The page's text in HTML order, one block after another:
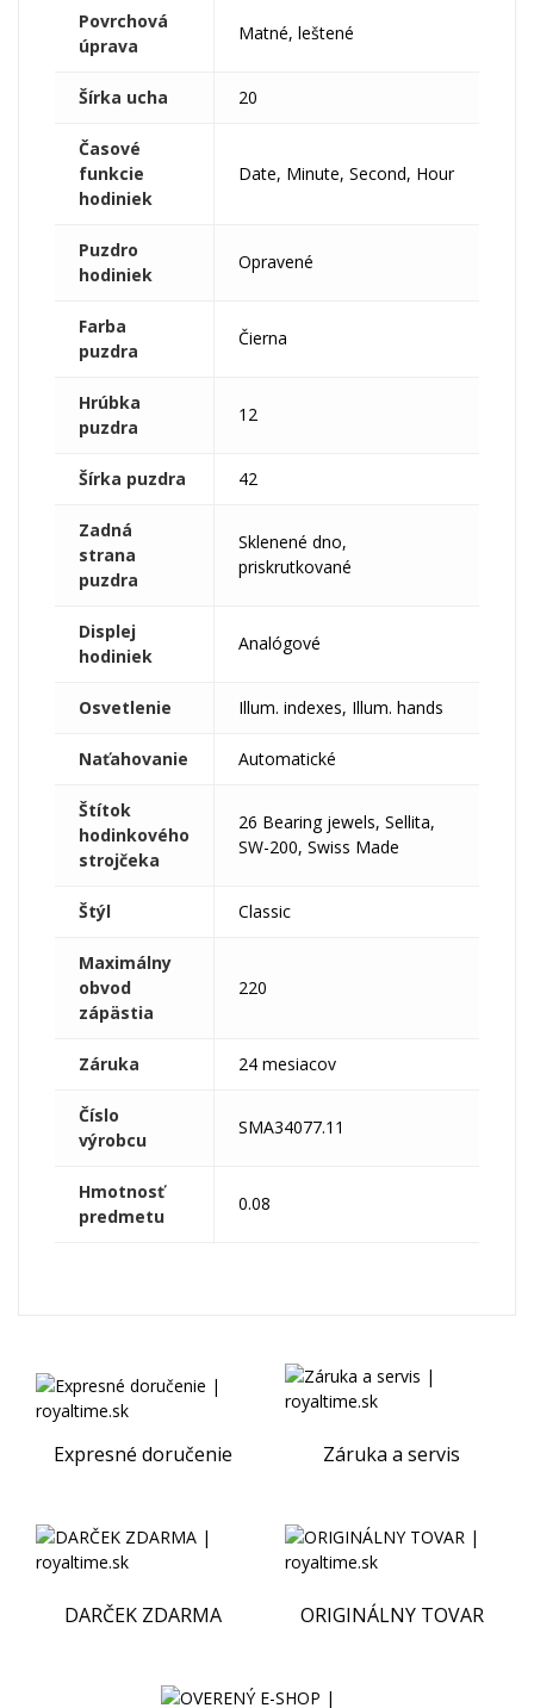
Povrchová
úprava
Matné, leštené
Šírka ucha 20
Časové
funkcie
hodiniek
Date, Minute, Second, Hour
Puzdro
hodiniek
Opravené
Farba
puzdra
Čierna
Hrúbka
puzdra
12
Šírka puzdra 42
Zadná
strana
puzdra
Sklenené dno,
priskrutkované
Displej
hodiniek
Analógové
Osvetlenie Illum. indexes, Illum. hands
Naťahovanie Automatické
Štítok
hodinkového
strojčeka
26 Bearing jewels, Sellita,
SW-200, Swiss Made
Štýl Classic
Maximálny
obvod
zápästia
220
Záruka 24 mesiacov
Číslo
výrobcu
SMA34077.11
Hmotnosť
predmetu
0.08
Expresné doručenie Záruka a servis
DARČEK ZDARMA ORIGINÁLNY TOVAR